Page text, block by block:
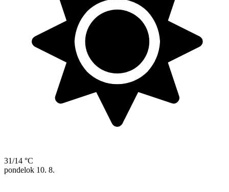
31/14 °C
pondelok 10. 8.